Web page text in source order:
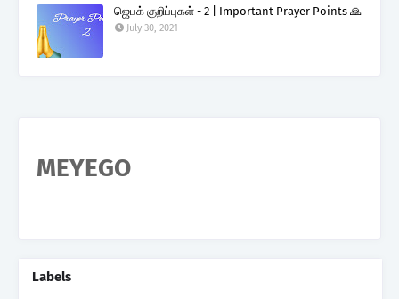
ஜெபக் குறிப்புகள் - 2 | Important Prayer Points 🙏
July 30, 2021
MEYEGO
Labels